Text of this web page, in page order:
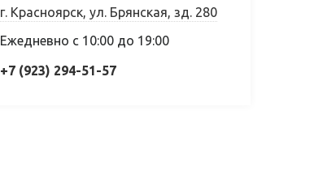
г. Красноярск, ул. Брянская, зд. 280
Ежедневно с 10:00 до 19:00
+7 (923) 294-51-57